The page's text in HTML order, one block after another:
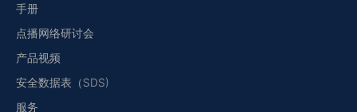
手册
点播网络研讨会
产品视频
安全数据表（SDS)
服务